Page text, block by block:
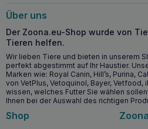
die Unterstützung bei der
funktionierender Gelenke
Wichtigste
Reduziert Entzündungen und
Gelenken
Fördert die Regeneration von
Über uns
Der Zoona.eu-Shop wurde von
Tieren helfen.
Wir lieben Tiere und bieten in unserem
perfekt abgestimmt auf Ihr Haustier.
Marken wie: Royal Canin, Hill’s, Purina,
von VetPlus, Vetoquinol, Bayer, Vetfood,
wissen, welches Futter Sie wählen
Ihnen bei der Auswahl des richtigen
Shop